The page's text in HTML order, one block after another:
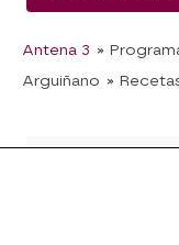
Antena 3 »
Arguiñano »